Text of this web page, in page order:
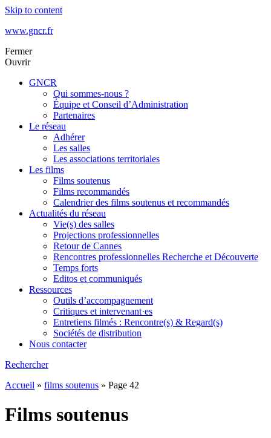
Skip to content
www.gncr.fr
Fermer
Ouvrir
GNCR
Qui sommes-nous ?
Équipe et Conseil d’Administration
Partenaires
Le réseau
Adhérer
Les salles
Les associations territoriales
Les films
Films soutenus
Films recommandés
Calendrier des films soutenus et recommandés
Actualités du réseau
Vie(s) des salles
Projections professionnelles
Retour de Cannes
Rencontres professionnelles Recherche et Découverte
Temps forts
Editos et communiqués
Ressources
Outils d’accompagnement
Critiques et intervenant·es
Entretiens filmés : Rencontre(s) & Regard(s)
Sociétés de distribution
Nous contacter
Rechercher
Accueil » films soutenus » Page 42
Films soutenus